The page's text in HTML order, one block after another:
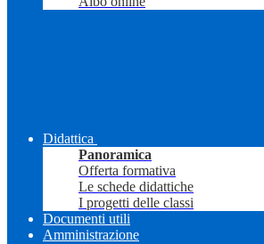
Didattica
Panoramica
Offerta formativa
Le schede didattiche
I progetti delle classi
Documenti utili
Amministrazione